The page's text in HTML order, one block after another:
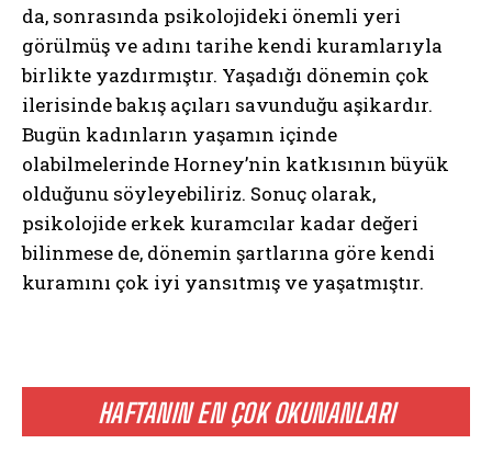
HAFTANIN EN ÇOK OKUNANLARI
da, sonrasında psikolojideki önemli yeri
görülmüş ve adını tarihe kendi kuramlarıyla
birlikte yazdırmıştır. Yaşadığı dönemin çok
ilerisinde bakış açıları savunduğu aşikardır.
Bugün kadınların yaşamın içinde
olabilmelerinde Horney’nin katkısının büyük
olduğunu söyleyebiliriz. Sonuç olarak,
psikolojide erkek kuramcılar kadar değeri
bilinmese de, dönemin şartlarına göre kendi
kuramını çok iyi yansıtmış ve yaşatmıştır.